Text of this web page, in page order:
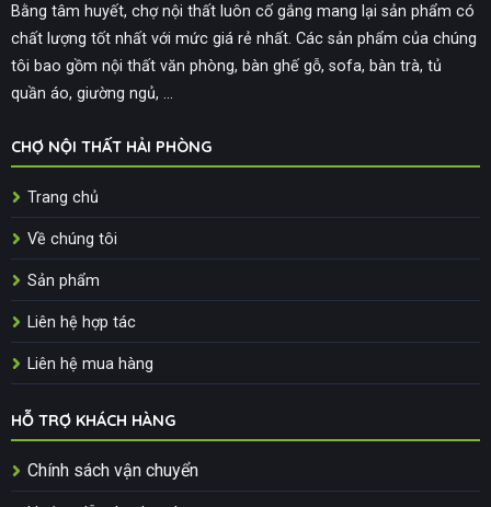
Bằng tâm huyết, chợ nội thất luôn cố gắng mang lại sản phẩm có
chất lượng tốt nhất với mức giá rẻ nhất. Các sản phẩm của chúng
tôi bao gồm nội thất văn phòng, bàn ghế gỗ, sofa, bàn trà, tủ
quần áo, giường ngủ, ...
CHỢ NỘI THẤT HẢI PHÒNG
Trang chủ
Về chúng tôi
Sản phẩm
Liên hệ hợp tác
Liên hệ mua hàng
HỖ TRỢ KHÁCH HÀNG
Chính sách vận chuyển